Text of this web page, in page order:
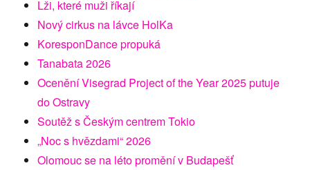
Lži, které muži říkají
Nový cirkus na lávce HolKa
KoresponDance propuká
Tanabata 2026
Ocenění Visegrad Project of the Year 2025 putuje
do Ostravy
Soutěž s Českým centrem Tokio
„Noc s hvězdami“ 2026
Olomouc se na léto promění v Budapešť